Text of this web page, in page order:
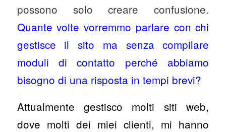
possono solo creare confusione.
Quante volte vorremmo parlare con chi
gestisce il sito ma senza compilare
moduli di contatto perché abbiamo
bisogno di una risposta in tempi brevi?
Attualmente gestisco molti siti web,
dove molti dei miei clienti, mi hanno